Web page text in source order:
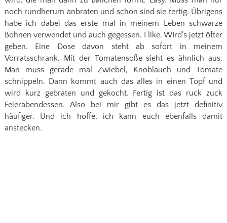
noch rundherum anbraten und schon sind sie fertig. Übrigens
habe ich dabei das erste mal in meinem Leben schwarze
Bohnen verwendet und auch gegessen. I like. WIrd’s jetzt öfter
geben. Eine Dose davon steht ab sofort in meinem
Vorratsschrank. Mit der Tomatensoße sieht es ähnlich aus.
Man muss gerade mal Zwiebel, Knoblauch und Tomate
schnippeln. Dann kommt auch das alles in einen Topf und
wird kurz gebraten und gekocht. Fertig ist das ruck zuck
Feierabendessen. Also bei mir gibt es das jetzt definitiv
häufiger. Und ich hoffe, ich kann euch ebenfalls damit
anstecken.